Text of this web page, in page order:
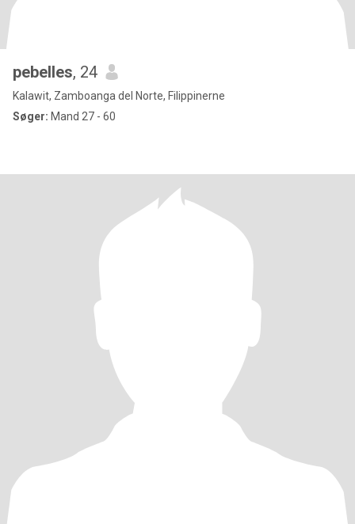
pebelles, 24
Kalawit, Zamboanga del Norte, Filippinerne
Søger: Mand 27 - 60